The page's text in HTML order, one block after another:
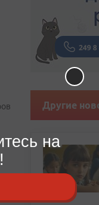
Другие
на